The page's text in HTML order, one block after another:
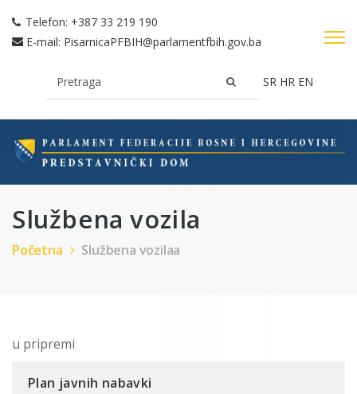
Telefon: +387 33 219 190
E-mail: PisarnicaPFBIH@parlamentfbih.gov.ba
SR HR EN
Službena vozila
Početna Službena vozilaa
u pripremi
Plan javnih nabavki